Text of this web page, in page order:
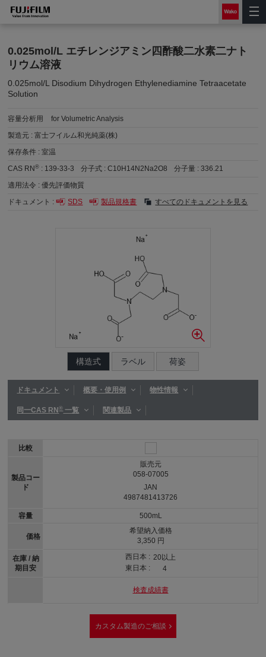
0.025mol/L エチレンジアミン四酢酸二水素二ナト
リウム溶液
0.025mol/L Disodium Dihydrogen Ethylenediamine Tetraacetate
Solution
容量分析用
for Volumetric Analysis
製造元 :富士フイルム和光純薬(株)
保存条件 :室温
CAS RN® : 139-33-3 分子式 :C10H14N2Na2O8 分子量 :336.21
適用法令 :優先評価物質
ドキュメント :
SDS 製品規格書 すべてのドキュメントを見る
構造式 ラベル 荷姿
ドキュメント 概要・使用例 物性情報
同一CAS RN®一覧 関連製品
比較
製品コー
ド
容量
価格
在庫 / 納
期目安
販売元
058-07005
JAN
4987481413726
500mL
希望納入価格
3,350 円
西日本 : 20以上
東日本 :
4
検査成績書
カスタム製造のご相談